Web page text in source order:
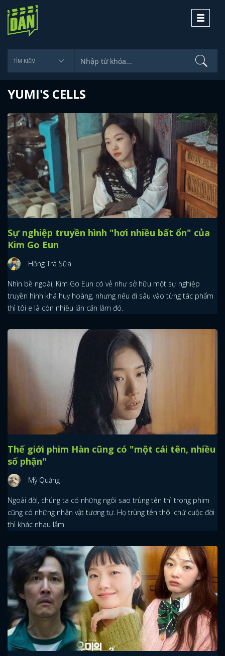
Toggle
YUMI'S CELLS
Sự nghiệp truyền hình "hơi nhiều bất ổn" của
Kim Go Eun
Hồng Trà Sữa
Nhìn bề ngoài, Kim Go Eun có vẻ như sở hữu một sự nghiệp
truyền hình khá huy hoàng, nhưng nếu đi sâu vào từng tác phẩm
thì tôi e là còn nhiều lấn cấn lắm đó.
Thế giới phim Hàn cũng có "một cái tên, nhiều
số phận"
Mỳ Quảng
Ngoài đời, chúng ta có những ngôi sao trùng tên thì trong phim
cũng có những nhân vật tương tự. Họ trùng tên thôi chứ cuộc đời
thì khác nhau lắm.